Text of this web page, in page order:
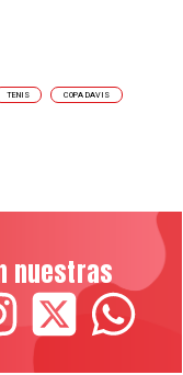
TENIS COPA DAVIS
nuestras